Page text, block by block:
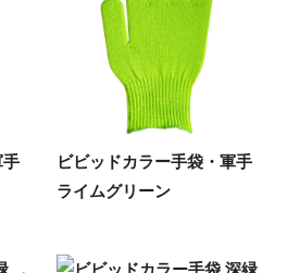
手
ビビッドカラー手袋・軍手
ライムグリーン